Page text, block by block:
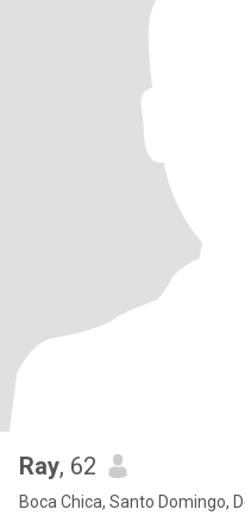
Ray, 62
Boca Chica, Santo Domingo,